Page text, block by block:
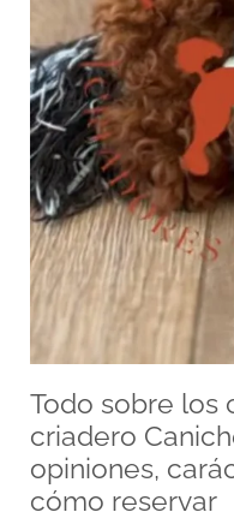
Todo sobre los
criadero
opiniones,
cómo reservar